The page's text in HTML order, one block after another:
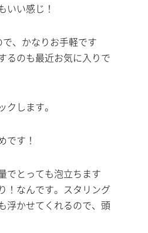
いい感じ！
、かなりお手軽です
るのも最近お気に入りで
します。
です！
でとっても泡立ちます
！なんです。スタリング
浮かせてくれるので、頭